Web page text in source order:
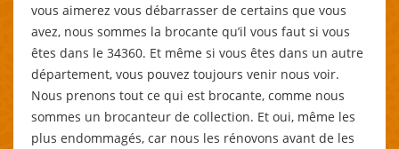
vous aimerez vous débarrasser de certains que vous
avez, nous sommes la brocante qu’il vous faut si vous
êtes dans le 34360. Et même si vous êtes dans un autre
département, vous pouvez toujours venir nous voir.
Nous prenons tout ce qui est brocante, comme nous
sommes un brocanteur de collection. Et oui, même les
plus endommagés, car nous les rénovons avant de les